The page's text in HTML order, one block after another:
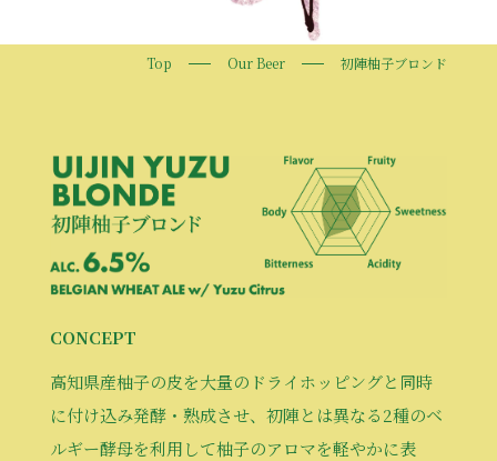
Top Our Beer 初陣柚子ブロンド
CONCEPT
高知県産柚子の皮を大量のドライホッピングと同時
に付け込み発酵・熟成させ、初陣とは異なる2種のベ
ルギー酵母を利用して柚子のアロマを軽やかに表